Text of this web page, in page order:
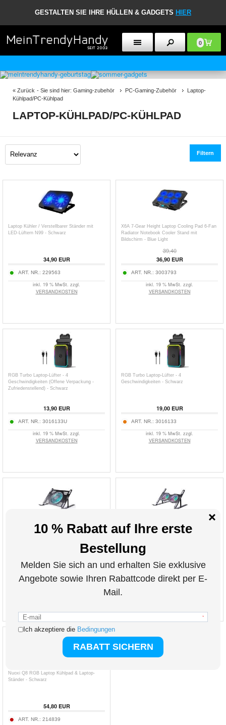
GESTALTEN SIE IHRE HÜLLEN & GADGETS HIER
0
« Zurück - Sie sind hier: Gaming-zubehör PC-Gaming-Zubehör
Laptop-
Kühlpad/PC-Kühlpad
LAPTOP-KÜHLPAD/PC-KÜHLPAD
Filtern
Laptop Kühler / Verstellbarer Ständer mit
LED-Lüftern N99 - Schwarz
34,90EUR
ART. NR.: 229563
inkl. 19 % MwSt. zzgl.
VERSANDKOSTEN
X6A 7-Gear Height Laptop Cooling Pad 6-Fan
Radiator Notebook Cooler Stand mit
Bildschirm - Blue Light
39,40
36,90EUR
ART. NR.: 3003793
inkl. 19 % MwSt. zzgl.
VERSANDKOSTEN
RGB Turbo Laptop-Lüfter - 4
Geschwindigkeiten (Offene Verpackung -
Zufriedenstellend) - Schwarz
13,90EUR
ART. NR.: 3016133U
inkl. 19 % MwSt. zzgl.
VERSANDKOSTEN
RGB Turbo Laptop-Lüfter - 4
Geschwindigkeiten - Schwarz
19,00EUR
ART. NR.: 3016133
inkl. 19 % MwSt. zzgl.
VERSANDKOSTEN
R-JUST HZ44 Zusammenklappbarer Laptop-
inkl. 19 % MwSt. zzgl.
R-JUST HZ45 Verstellbarer Laptop-Kühler /
Laptop-Ständer mit zwei Lüftern
inkl. 19 % MwSt. zzgl.
Nuoxi Q8 RGB Laptop Kühlpad & Laptop-
Ständer - Schwarz
54,80EUR
ART. NR.: 214839